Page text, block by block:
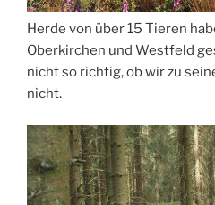
Herde von über 15 Tieren
Oberkirchen und Westfeld
nicht so richtig, ob wir zu
nicht.